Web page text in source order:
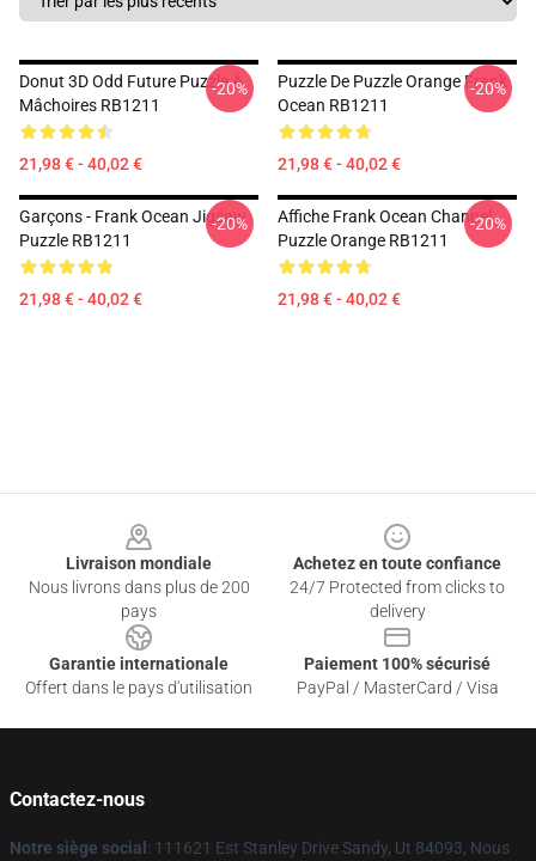
Donut 3D Odd Future Puzzle À
Mâchoires RB1211
21,98 € - 40,02 €
-20%
Puzzle De Puzzle Orange Frank
Ocean RB1211
21,98 € - 40,02 €
-20%
Garçons - Frank Ocean Jigsaw
Puzzle RB1211
21,98 € - 40,02 €
-20%
Affiche Frank Ocean Channel
Puzzle Orange RB1211
21,98 € - 40,02 €
-20%
Livraison mondiale
Nous livrons dans plus de 200
pays
Achetez en toute confiance
24/7 Protected from clicks to
delivery
Garantie internationale
Offert dans le pays d'utilisation
Paiement 100% sécurisé
PayPal / MasterCard / Visa
Contactez-nous
Notre siège social : 111621 Est Stanley Drive Sandy, Ut 84093, Nous